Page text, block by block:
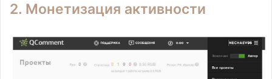
2. Монетизация активности